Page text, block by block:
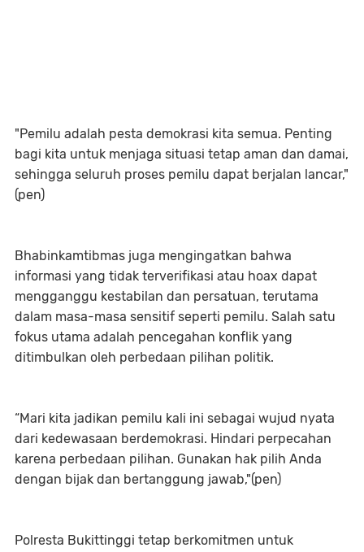
"Pemilu adalah pesta demokrasi kita semua. Penting
bagi kita untuk menjaga situasi tetap aman dan damai,
sehingga seluruh proses pemilu dapat berjalan lancar,"
(pen)
Bhabinkamtibmas juga mengingatkan bahwa
informasi yang tidak terverifikasi atau hoax dapat
mengganggu kestabilan dan persatuan, terutama
dalam masa-masa sensitif seperti pemilu. Salah satu
fokus utama adalah pencegahan konflik yang
ditimbulkan oleh perbedaan pilihan politik.
“Mari kita jadikan pemilu kali ini sebagai wujud nyata
dari kedewasaan berdemokrasi. Hindari perpecahan
karena perbedaan pilihan. Gunakan hak pilih Anda
dengan bijak dan bertanggung jawab,"(pen)
Polresta Bukittinggi tetap berkomitmen untuk